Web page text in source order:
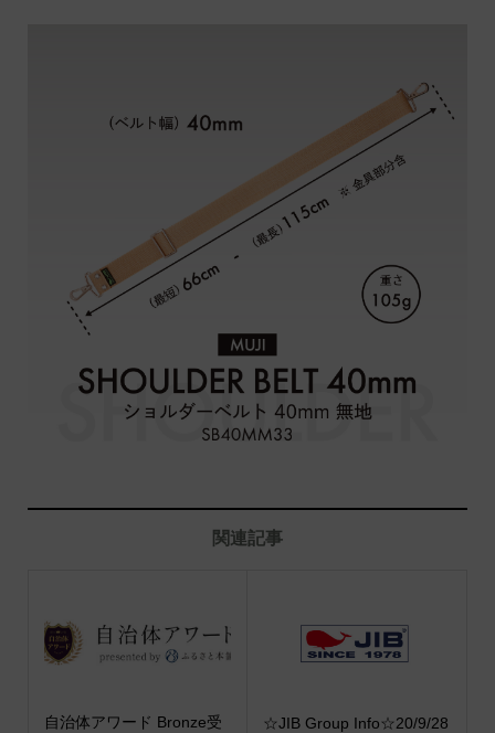
関連記事
自治体アワード Bronze受
☆JIB Group Info☆20/9/28